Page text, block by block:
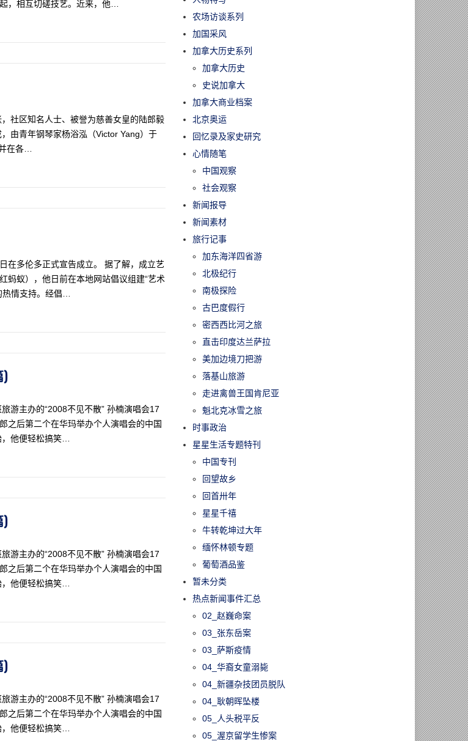
，相互切磋技艺。近来，他…
社区知名人士、被誉为慈善女皇的陆郎毅
由青年钢琴家杨浴泓（Victor Yang）于
在各…
在多伦多正式宣告成立。 据了解，成立艺
蚂蚁），他日前在本地网站倡议组建“艺术
情支持。经倡…
游主办的“2008不见不散” 孙楠演唱会17
之后第二个在华玛举办个人演唱会的中国
他便轻松搞笑…
游主办的“2008不见不散” 孙楠演唱会17
之后第二个在华玛举办个人演唱会的中国
他便轻松搞笑…
游主办的“2008不见不散” 孙楠演唱会17
之后第二个在华玛举办个人演唱会的中国
他便轻松搞笑…
农场访谈系列
加国采风
加拿大历史系列
加拿大历史
史说加拿大
加拿大商业档案
北京奥运
回忆录及家史研究
心情随笔
中国观察
社会观察
新闻报导
新闻素材
旅行记事
加东海洋四省游
北极纪行
南极探险
古巴度假行
密西西比河之旅
直击印度达兰萨拉
美加边境刀把游
落基山旅游
走进禽兽王国肯尼亚
魁北克冰雪之旅
时事政治
星星生活专题特刊
中国专刊
回望故乡
回首卅年
星星千禧
牛转乾坤过大年
缅怀林顿专题
葡萄酒品鉴
暂未分类
热点新闻事件汇总
02_赵巍命案
03_张东岳案
03_萨斯疫情
04_华裔女童溺毙
04_新疆杂技团员脱队
04_耿朝晖坠楼
05_人头税平反
05_渥京留学生惨案